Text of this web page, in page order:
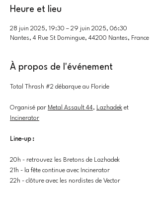
Heure et lieu
28 juin 2025, 19:30 – 29 juin 2025, 06:30
Nantes, 4 Rue St Domingue, 44200 Nantes, France
À propos de l'événement
Total Thrash #2 débarque au Floride
Organisé par Metal Assault 44, Lazhadek et
Incinerator
Line-up :
20h - retrouvez les Bretons de Lazhadek
21h - la fête continue avec Incinerator
22h - clôture avec les nordistes de Vector